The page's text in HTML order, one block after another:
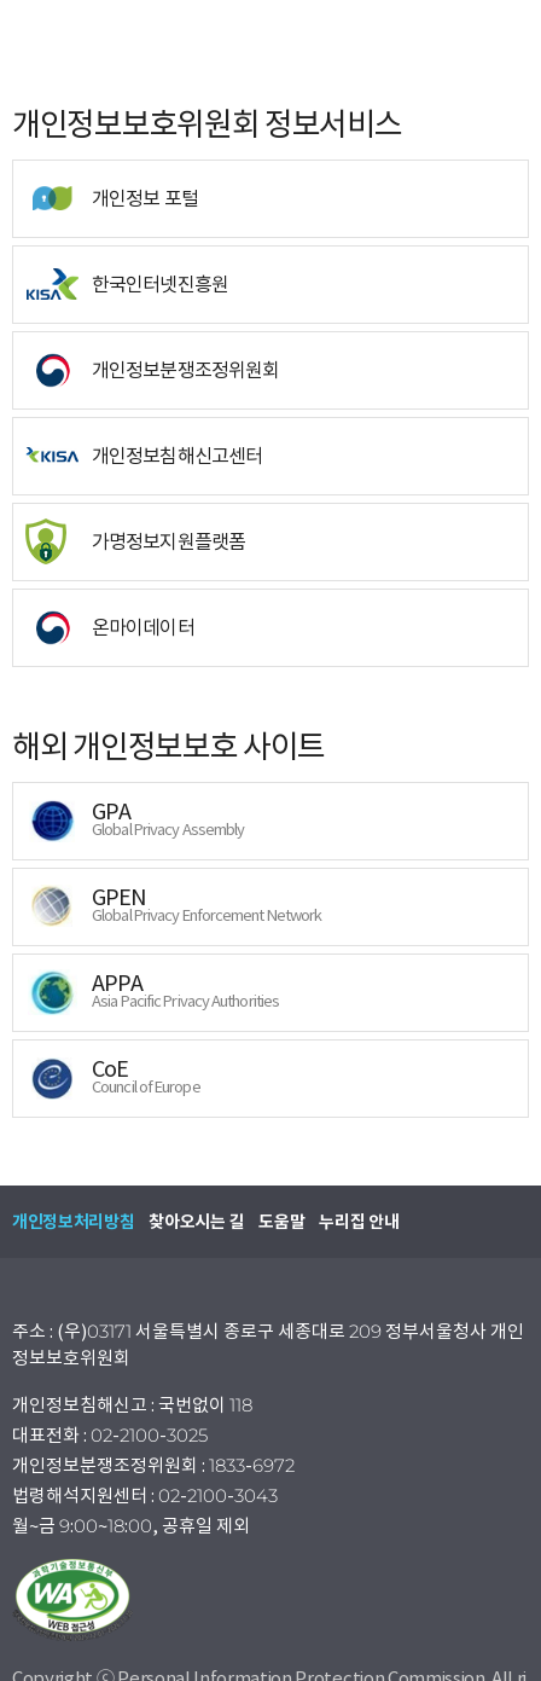
개인정보보호위원회 정보서비스
개인정보 포털
한국인터넷진흥원
개인정보분쟁조정위원회
개인정보침해신고센터
가명정보지원플랫폼
온마이데이터
해외 개인정보보호 사이트
GPA
Global Privacy Assembly
GPEN
Global Privacy Enforcement Network
APPA
Asia Pacific Privacy Authorities
CoE
Council of Europe
개인정보처리방침 찾아오시는 길 도움말 누리집 안내
주소 : (우)03171 서울특별시 종로구 세종대로 209 정부서울청사 개인
정보보호위원회
개인정보침해신고 : 국번없이 118
대표전화 : 02-2100-3025
개인정보분쟁조정위원회 : 1833-6972
법령해석지원센터 : 02-2100-3043
월~금 9:00~18:00, 공휴일 제외